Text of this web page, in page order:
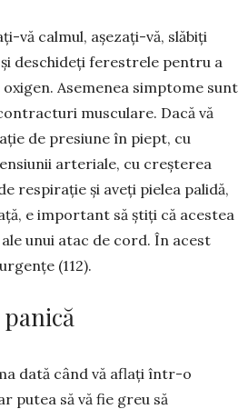
vă calmul, așe­zați-vă, slăbiți
des­chideți ferestrele pentru a
Asemenea simptome sunt
musculare. Dacă vă
de pre­siu­ne în piept, cu
arteriale, cu creșterea
respirație și aveți pielea palidă,
e important să știți că acestea
unui atac de cord. În acest
(112).
dată când vă aflați într-o
putea să vă fie greu să